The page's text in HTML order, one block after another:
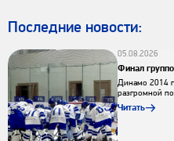
Последниe новости:
05.08.2026
Финал
Динамо 2014
разгромной
Читать